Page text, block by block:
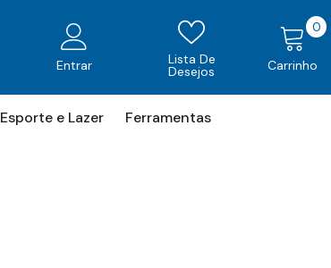
Entrar Lista De
Desejos Carrinho
00
Esporte e Lazer
Ferramentas